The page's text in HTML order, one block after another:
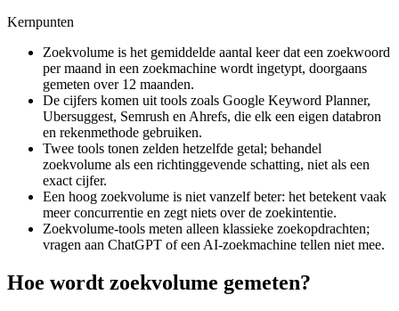
Kernpunten
Zoekvolume is het gemiddelde aantal keer dat een zoekwoord
per maand in een zoekmachine wordt ingetypt, doorgaans
gemeten over 12 maanden.
De cijfers komen uit tools zoals Google Keyword Planner,
Ubersuggest, Semrush en Ahrefs, die elk een eigen databron
en rekenmethode gebruiken.
Twee tools tonen zelden hetzelfde getal; behandel
zoekvolume als een richtinggevende schatting, niet als een
exact cijfer.
Een hoog zoekvolume is niet vanzelf beter: het betekent vaak
meer concurrentie en zegt niets over de zoekintentie.
Zoekvolume-tools meten alleen klassieke zoekopdrachten;
vragen aan ChatGPT of een AI-zoekmachine tellen niet mee.
Hoe wordt zoekvolume gemeten?